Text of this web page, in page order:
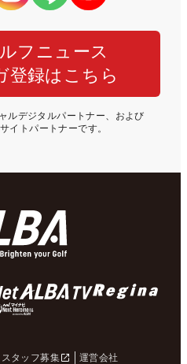
フニュース
登録はこちら
ルデジタルパートナー、および
イトパートナーです。
スタッフ募集
運営会社